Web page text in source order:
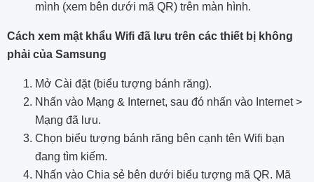
mình (xem bên dưới mã QR) trên màn hình.
Cách xem mật khẩu Wifi đã lưu trên các thiết bị không
phải của Samsung
Mở Cài đặt (biểu tượng bánh răng).
Nhấn vào Mạng & Internet, sau đó nhấn vào Internet >
Mạng đã lưu.
Chọn biểu tượng bánh răng bên cạnh tên Wifi bạn
đang tìm kiếm.
Nhấn vào Chia sẻ bên dưới biểu tượng mã QR. Mã